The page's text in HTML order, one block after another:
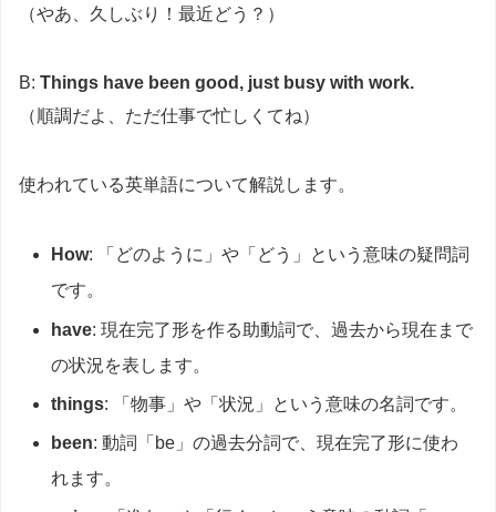
（やあ、久しぶり！最近どう？）
B: Things have been good, just busy with work.
（順調だよ、ただ仕事で忙しくてね）
使われている英単語について解説します。
How: 「どのように」や「どう」という意味の疑問詞
です。
have: 現在完了形を作る助動詞で、過去から現在まで
の状況を表します。
things: 「物事」や「状況」という意味の名詞です。
been: 動詞「be」の過去分詞で、現在完了形に使わ
れます。